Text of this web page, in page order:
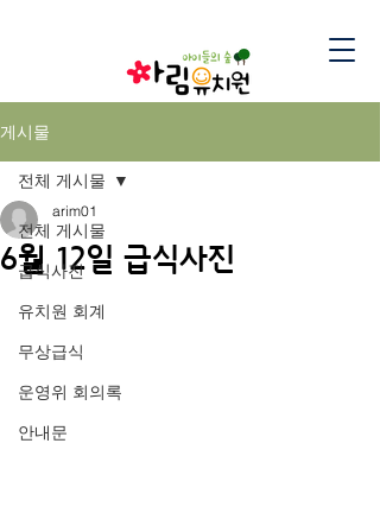
게시물
전체 게시물
급식사진
유치원 회계
무상급식
운영위 회의록
안내문
전체 게시물
6월 12일 급식사진
arim01